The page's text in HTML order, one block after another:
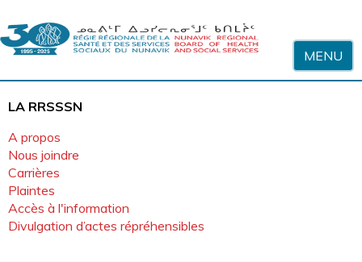
MENU
LA RRSSSN
A propos
Nous joindre
Carrières
Plaintes
Accès à l'information
Divulgation d’actes répréhensibles